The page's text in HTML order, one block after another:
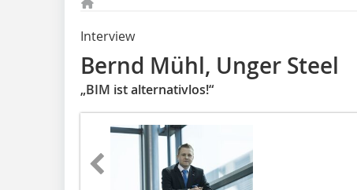
Interview
Bernd Mühl, Unger Steel
„BIM ist alternativlos!“